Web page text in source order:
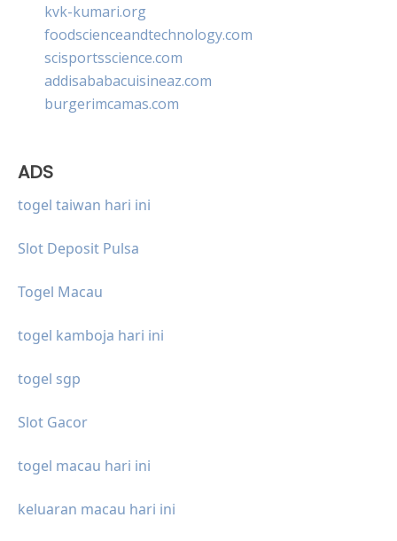
kvk-kumari.org
foodscienceandtechnology.com
scisportsscience.com
addisababacuisineaz.com
burgerimcamas.com
ADS
togel taiwan hari ini
Slot Deposit Pulsa
Togel Macau
togel kamboja hari ini
togel sgp
Slot Gacor
togel macau hari ini
keluaran macau hari ini